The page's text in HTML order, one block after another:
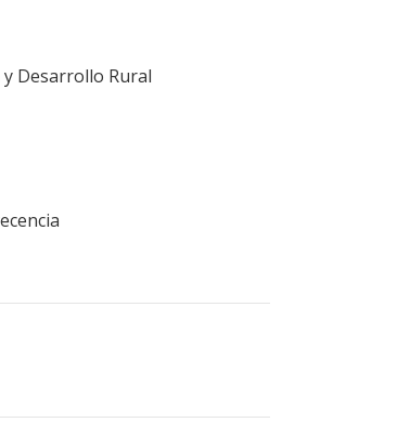
Desarrollo Rural